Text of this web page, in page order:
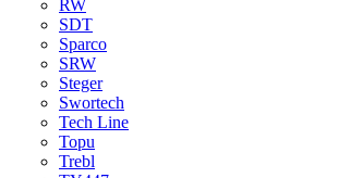
RW
SDT
Sparco
SRW
Steger
Swortech
Tech Line
Topu
Trebl